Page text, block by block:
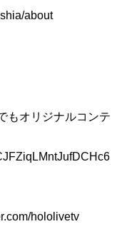
about
もオリジナルコンテ
hololivetv